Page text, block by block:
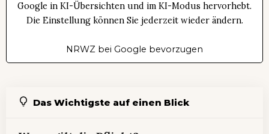
Google in KI-Übersichten und im KI-Modus hervorhebt.
Die Einstellung können Sie jederzeit wieder ändern.
NRWZ bei Google bevorzugen
Das Wichtigste auf einen Blick